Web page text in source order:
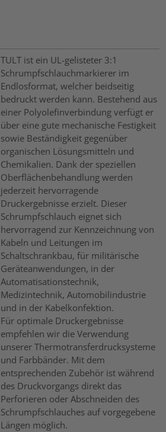
TULT ist ein UL-gelisteter 3:1
Schrumpfschlauchmarkierer im
Endlosformat, welcher beidseitig
bedruckt werden kann. Bestehend aus
einer Polyolefinverbindung verfügt er
über eine gute mechanische Festigkeit
sowie Beständigkeit gegenüber
organischen Lösungsmitteln und
Chemikalien. Dank der speziellen
Oberflächenbehandlung werden
jederzeit hervorragende
Druckergebnisse erzielt. Dieser
Schrumpfschlauch eignet sich
hervorragend zur Kennzeichnung von
Kabeln und Leitungen im
Schaltschrankbau, für militärische
Geräteanwendungen, in der
Automatisationstechnik,
Medizintechnik, Automobilindustrie
und in der Kabelkonfektion.
Für optimale Druckergebnisse
empfehlen wir die Verwendung
unserer Thermotransferdrucksysteme
und Farbbänder. Mit dem
entsprechenden Zubehör ist während
des Druckvorgangs direkt das
Perforieren oder Abschneiden des
Schrumpfschlauches auf vorgegebene
Längen möglich.